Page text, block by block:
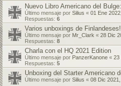
Nuevo Libro Americano del
Último mensaje por Silius « 01 Ene
Respuestas: 6
Varios unboxings de
Último mensaje por Mr_Clark « 28 Dic
Respuestas: 8
Charla con el HQ 2021 Edition
Último mensaje por PanzerKanone « 23
Respuestas: 5
Unboxing del Starter Americano
Último mensaje por Silius « 08 Dic